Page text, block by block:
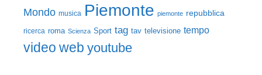
Mondo musica Piemonte piemonte repubblica
ricerca roma Scienza Sport tag tav televisione tempo
video web youtube